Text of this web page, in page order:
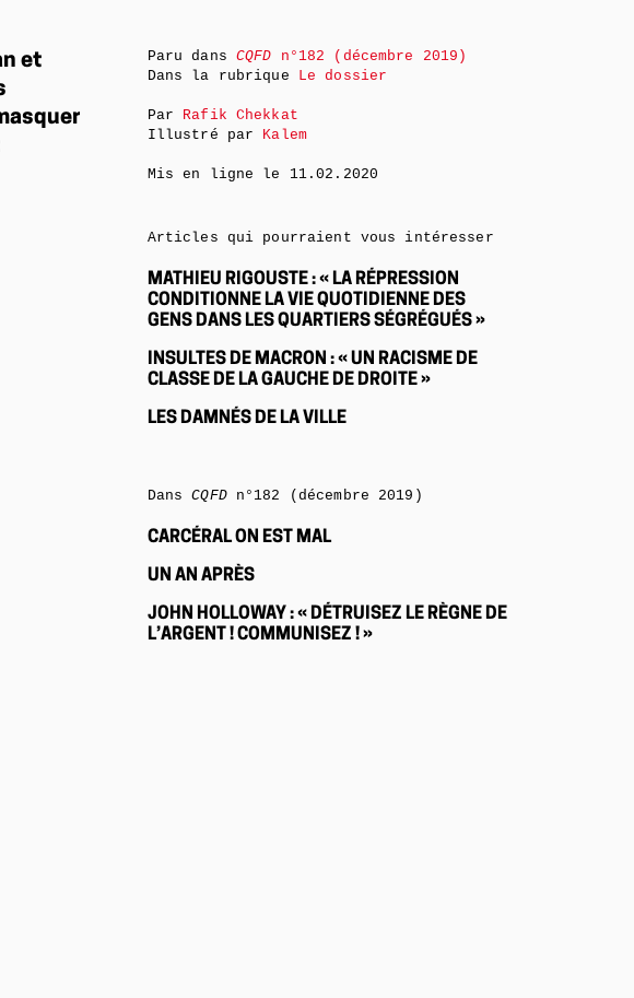
et
Paru dans CQFD n°182 (décembre 2019)
Dans la rubrique Le dossier
Par Rafik Chekkat
Illustré par Kalem
Mis en ligne le 11.02.2020
Articles qui pourraient vous intéresser
MATHIEU RIGOUSTE : « LA RÉPRESSION
CONDITIONNE LA VIE QUOTIDIENNE DES
GENS DANS LES QUARTIERS SÉGRÉGUÉS »
INSULTES DE MACRON : « UN RACISME DE
CLASSE DE LA GAUCHE DE DROITE »
LES DAMNÉS DE LA VILLE
DansCQFDn°182 (décembre 2019)
CARCÉRAL ON EST MAL
UN AN APRÈS
JOHN HOLLOWAY : « DÉTRUISEZ LE RÈGNE DE
L’ARGENT ! COMMUNISEZ ! »